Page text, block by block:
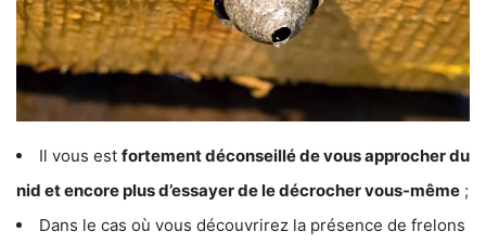
Il vous est fortement déconseillé de vous approcher du
nid et encore plus d’essayer de le décrocher vous-même ;
Dans le cas où vous découvrirez la présence de frelons